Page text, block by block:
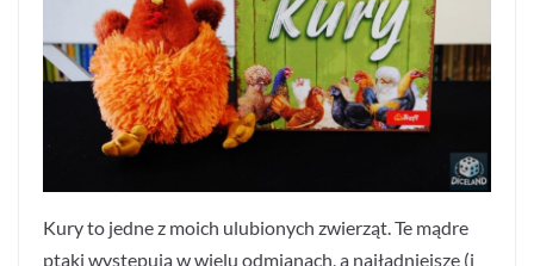
Kury to jedne z moich ulubionych zwierząt. Te mądre
ptaki występują w wielu odmianach, a najładniejsze (i